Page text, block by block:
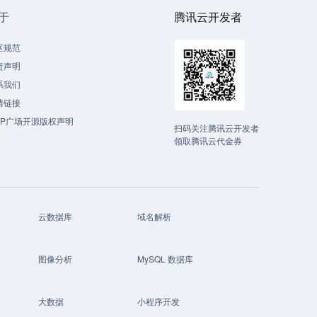
规范
声明
我们
链接
广场开源版权声明
腾讯云开发者
扫码关注腾讯云开发者
领取腾讯云代金券
云数据库 域名解析
图像分析 MySQL 数据库
大数据 小程序开发